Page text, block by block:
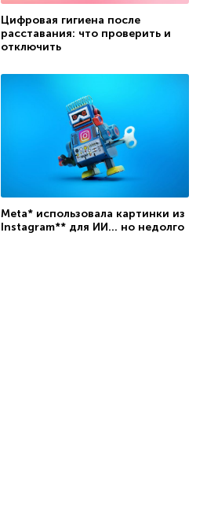
Цифровая гигиена после
расставания: что проверить и
отключить
Meta* использовала картинки из
Instagram** для ИИ… но недолго